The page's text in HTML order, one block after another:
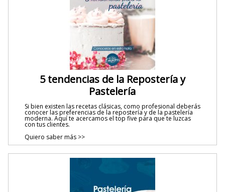
5 tendencias de la Repostería y
Pastelería
Si bien existen las recetas clásicas, como profesional deberás
conocer las preferencias de la repostería y de la pastelería
moderna. Aquí te acercamos el top five para que te luzcas
con tus clientes.
Quiero saber más >>